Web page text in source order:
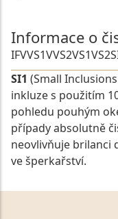
Informace o
IFVVS1VVS2VS1VS2
SI1 (Small
inkluze s použitím
pohledu pouhým
případy absolutně
neovlivňuje brilanci
ve šperkařství.